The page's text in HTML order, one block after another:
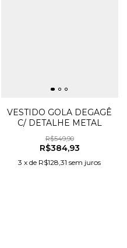
VESTIDO GOLA DEGAGÊ
C/ DETALHE METAL
R$549,90
R$384,93
3 xde R$128,31 sem juros